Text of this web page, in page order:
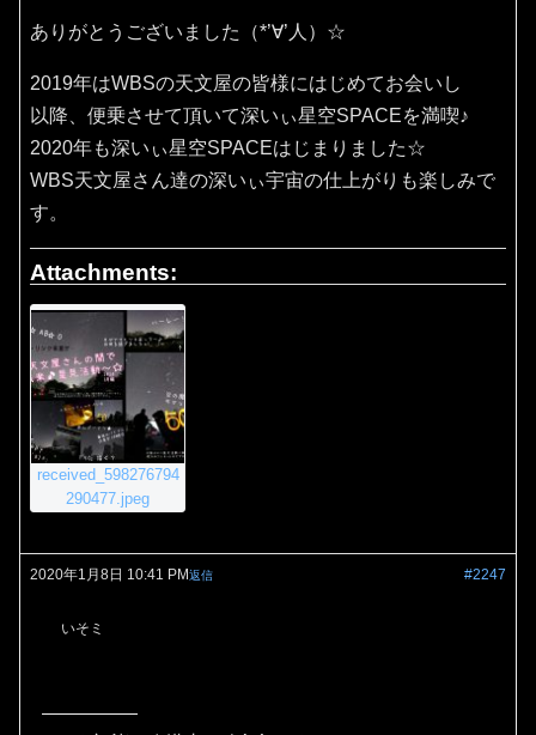
ありがとうございました（*’∀’人）☆
2019年はWBSの天文屋の皆様にはじめてお会いし
以降、便乗させて頂いて深いぃ星空SPACEを満喫♪
2020年も深いぃ星空SPACEはじまりました☆
WBS天文屋さん達の深いぃ宇宙の仕上がりも楽しみで
す。
Attachments:
received_598276794
290477.jpeg
2020年1月8日 10:41 PM #2247
返信
いそミ